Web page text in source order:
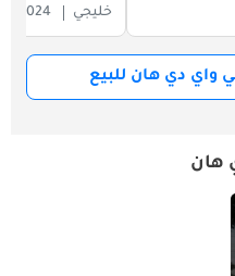
خليجي
2024
واي دي هان للبيع